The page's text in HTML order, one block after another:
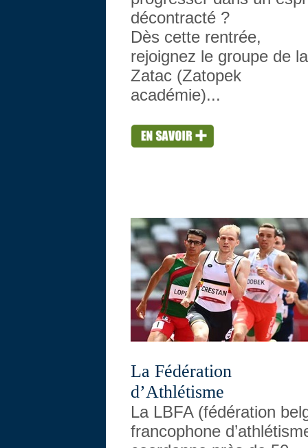
décontracté ?
Dès cette rentrée,
rejoignez le groupe de la
Zatac (Zatopek
académie)...
La Fédération
d’Athlétisme
La LBFA (fédération
francophone